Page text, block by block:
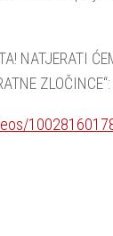
NATJERATI
ZLOČINCE“: